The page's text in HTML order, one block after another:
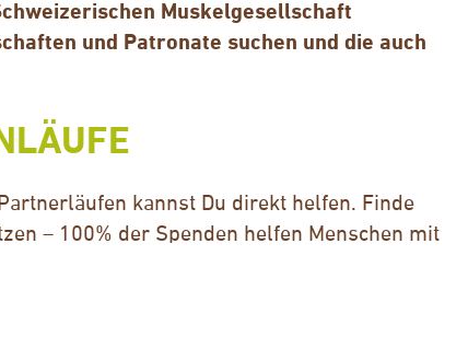
Muskelgesellschaft
und Patronate suchen und die auch
kannst Du direkt helfen. Finde
– 100% der Spenden helfen Menschen mit